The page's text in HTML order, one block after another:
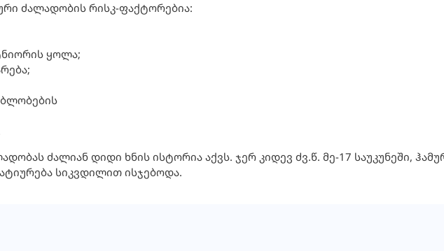
ძალადობის რისკ-ფაქტორებია:
ყოლა;
ძალიან დიდი ხნის ისტორია აქვს. ჯერ კიდევ ძვ.წ. მე-17 საუკუნეში,
სიკვდილით ისჯებოდა.